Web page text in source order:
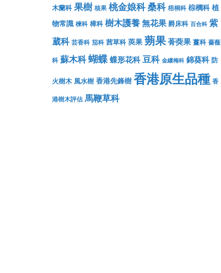
木蘭科 果樹 核果 桃金娘科桑科 梧桐科 棕櫚科 植
物常識 楝科 樟科 樹木護養無花果 爵床科 百合科 紫
葳科 芸香科 茄科 茜草科 莢果 蒴果蓇葖果 薑科 薔薇
科 蘇木科蝴蝶蝶形花科豆科 金縷梅科 錦葵科 防
火樹木 風水樹 香港先鋒樹 香港原生品種 香
港樹木評估 馬鞭草科